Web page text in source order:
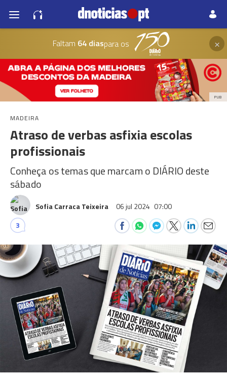
Faltam 64 diaspara os ×
PUB
MADEIRA
Atraso de verbas asfixia escolas
profissionais
Conheça os temas que marcam o DIÁRIO deste
sábado
Sofia Carraca Teixeira 06 jul 2024 07:00
3